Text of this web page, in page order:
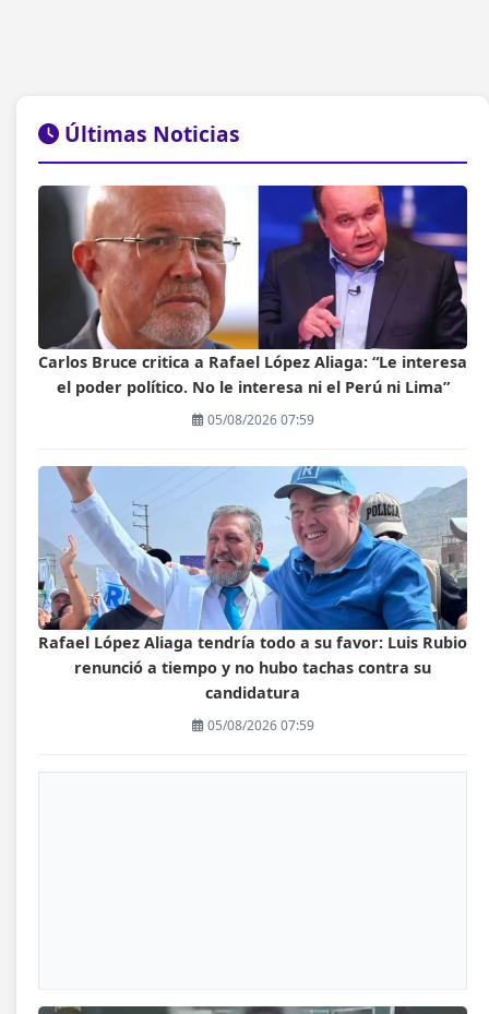
Últimas Noticias
Carlos Bruce critica a Rafael López Aliaga: “Le interesa
el poder político. No le interesa ni el Perú ni Lima”
05/08/2026 07:59
Rafael López Aliaga tendría todo a su favor: Luis Rubio
renunció a tiempo y no hubo tachas contra su
candidatura
05/08/2026 07:59